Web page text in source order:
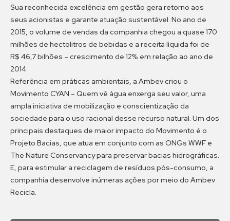
Sua reconhecida excelência em gestão gera retorno aos
seus acionistas e garante atuação sustentável. No ano de
2015, o volume de vendas da companhia chegou a quase 170
milhões de hectolitros de bebidas e a receita líquida foi de
R$ 46,7 bilhões – crescimento de 12% em relação ao ano de
2014.
Referência em práticas ambientais, a Ambev criou o
Movimento CYAN – Quem vê água enxerga seu valor, uma
ampla iniciativa de mobilização e conscientização da
sociedade para o uso racional desse recurso natural. Um dos
principais destaques de maior impacto do Movimento é o
Projeto Bacias, que atua em conjunto com as ONGs WWF e
The Nature Conservancy para preservar bacias hidrográficas.
E, para estimular a reciclagem de resíduos pós-consumo, a
companhia desenvolve inúmeras ações por meio do Ambev
Recicla.